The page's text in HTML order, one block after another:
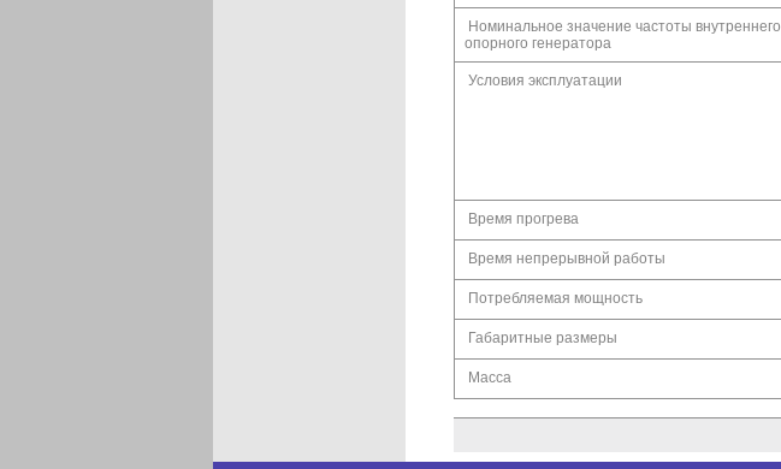
Номинальное значение частоты внутреннего
опорного генератора
Условия эксплуатации
Время прогрева
Время непрерывной работы
Потребляемая мощность
Габаритные размеры
Масса